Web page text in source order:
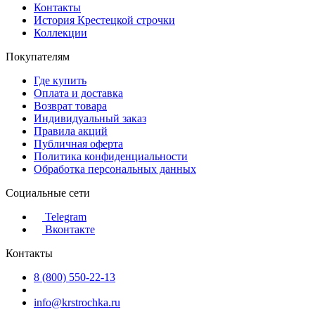
Контакты
История Крестецкой строчки
Коллекции
Покупателям
Где купить
Оплата и доставка
Возврат товара
Индивидуальный заказ
Правила акций
Публичная оферта
Политика конфиденциальности
Обработка персональных данных
Социальные сети
Telegram
Вконтакте
Контакты
8 (800) 550-22-13
info@krstrochka.ru